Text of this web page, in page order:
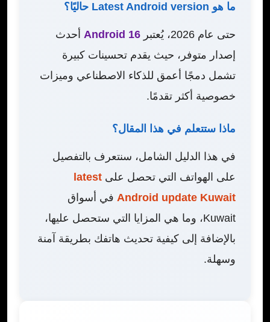
ما هو Latest Android version حاليًا؟
حتى عام 2026، يُعتبر Android 16 أحدث
إصدار متوفر، حيث يقدم تحسينات كبيرة
تشمل دمجًا أعمق للذكاء الاصطناعي وميزات
خصوصية أكثر تقدمًا.
ماذا ستتعلم في هذا المقال؟
في هذا الدليل الشامل، سنتعرف بالتفصيل
على الهواتف التي تحصل على latest
Android update Kuwait في أسواق
Kuwait، وما هي المزايا التي ستحصل عليها،
بالإضافة إلى كيفية تحديث هاتفك بطريقة آمنة
وسهلة.